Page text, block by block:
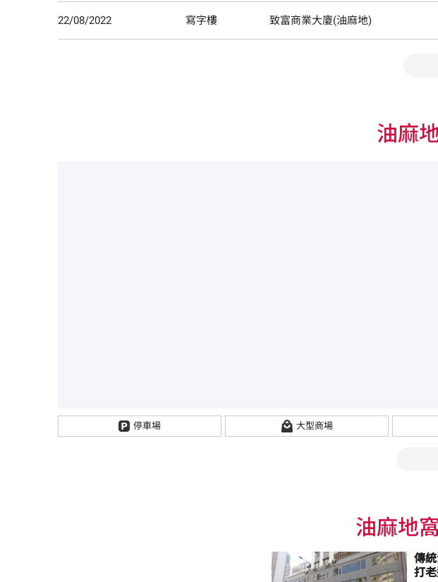
22/08/2022 寫字樓 致富商業大廈(油麻地)
油麻
停車場 大型商場
油麻地
傳
打